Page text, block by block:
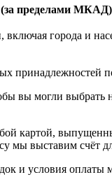
(за пределами МКАД)
города и
вы могли выбрать
картой,
мы выставим счёт
и условия